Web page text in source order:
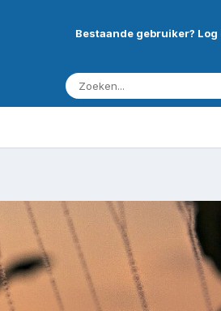
Bestaande gebruiker? Log